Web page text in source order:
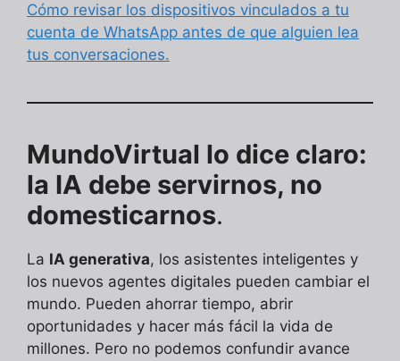
Cómo revisar los dispositivos vinculados a tu
cuenta de WhatsApp antes de que alguien lea
tus conversaciones.
MundoVirtual lo dice claro:
la IA debe servirnos, no
domesticarnos.
La IA generativa, los asistentes inteligentes y
los nuevos agentes digitales pueden cambiar el
mundo. Pueden ahorrar tiempo, abrir
oportunidades y hacer más fácil la vida de
millones. Pero no podemos confundir avance